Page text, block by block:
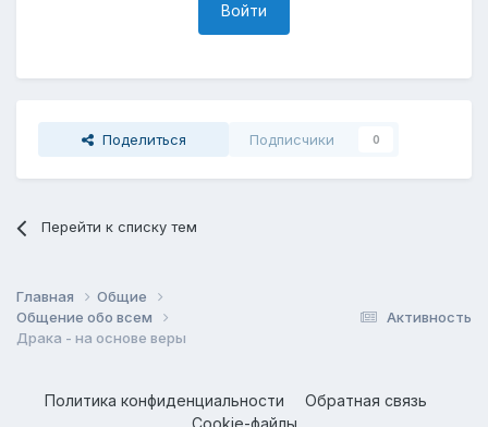
Войти
Поделиться Подписчики 0
Перейти к списку тем
Активность
Главная
Общие
Общение обо всем
Драка - на основе веры
Политика конфиденциальности
Обратная связь
Cookie-файлы